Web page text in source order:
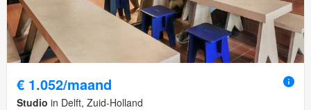
€ 1.052/maand
Studio in Delft, Zuid-Holland